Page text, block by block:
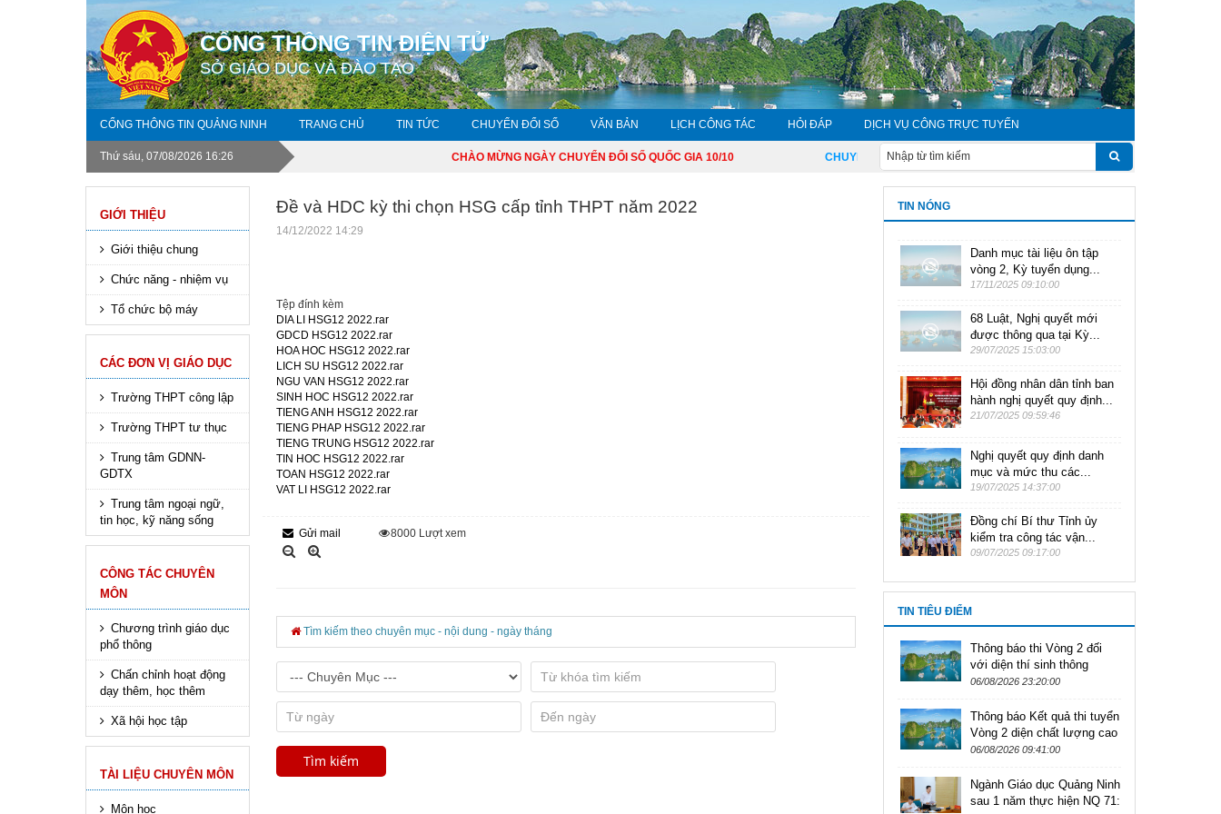
CỔNG THÔNG TIN ĐIỆN TỬ
SỞ GIÁO DỤC VÀ ĐÀO TẠO
CỔNG THÔNG TIN QUẢNG NINH TRANG CHỦ TIN TỨC CHUYỂN ĐỔI SỐ VĂN BẢN LỊCH CÔNG TÁC HỎI ĐÁP DỊCH VỤ CÔNG TRỰC TUYẾN
Thứ sáu, 07/08/2026 16:26 CHÀO MỪNG NGÀY CHUYỂN ĐỔI SỐ QUỐC GIA 10/10 CHUYỂN ĐỔI SỐ TOÀN DÂN, TOÀN DIỆN, TOÀN TRÌNH ĐỂ TĂNG TỐC, BỨT
GIỚI THIỆU
Giới thiệu chung
Chức năng - nhiệm vụ
Tổ chức bộ máy
CÁC ĐƠN VỊ GIÁO DỤC
Trường THPT công lập
Trường THPT tư thục
Trung tâm GDNN-
GDTX
Trung tâm ngoại ngữ,
tin học, kỹ năng sống
CÔNG TÁC CHUYÊN
MÔN
Chương trình giáo dục
phổ thông
Chấn chỉnh hoạt động
dạy thêm, học thêm
Xã hội học tập
TÀI LIỆU CHUYÊN MÔN
Môn học
Đề và HDC kỳ thi chọn HSG cấp tỉnh THPT năm 2022
14/12/2022 14:29
Tệp đính kèm
DIA LI HSG12 2022.rar
GDCD HSG12 2022.rar
HOA HOC HSG12 2022.rar
LICH SU HSG12 2022.rar
NGU VAN HSG12 2022.rar
SINH HOC HSG12 2022.rar
TIENG ANH HSG12 2022.rar
TIENG PHAP HSG12 2022.rar
TIENG TRUNG HSG12 2022.rar
TIN HOC HSG12 2022.rar
TOAN HSG12 2022.rar
VAT LI HSG12 2022.rar
Gửi mail 8000 Lượt xem
Tìm kiếm theo chuyên mục - nội dung - ngày tháng
TIN NÓNG
Danh mục tài liệu ôn tập
vòng 2, Kỳ tuyển dụng...
17/11/2025 09:10:00
68 Luật, Nghị quyết mới
được thông qua tại Kỳ...
29/07/2025 15:03:00
Hội đồng nhân dân tỉnh ban
hành nghị quyết quy định...
21/07/2025 09:59:46
Nghị quyết quy định danh
mục và mức thu các...
19/07/2025 14:37:00
Đồng chí Bí thư Tỉnh ủy
kiểm tra công tác vận...
09/07/2025 09:17:00
TIN TIÊU ĐIỂM
Thông báo thi Vòng 2 đối
với diện thí sinh thông
thường kỳ tuyển dụng viên
06/08/2026 23:20:00
Thông báo Kết quả thi tuyển
Vòng 2 diện chất lượng cao
theo Nghị định số
dụng...
06/08/2026 09:41:00
Ngành Giáo dục Quảng Ninh
sau 1 năm thực hiện NQ 71: